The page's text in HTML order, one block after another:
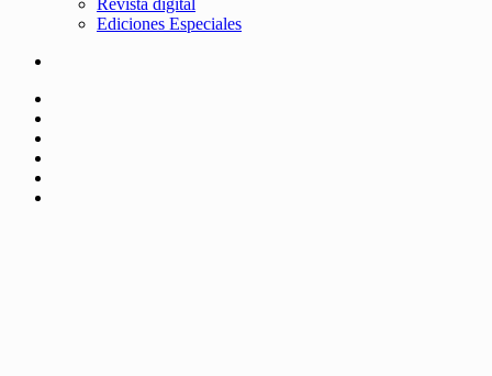
Revista digital
Ediciones Especiales